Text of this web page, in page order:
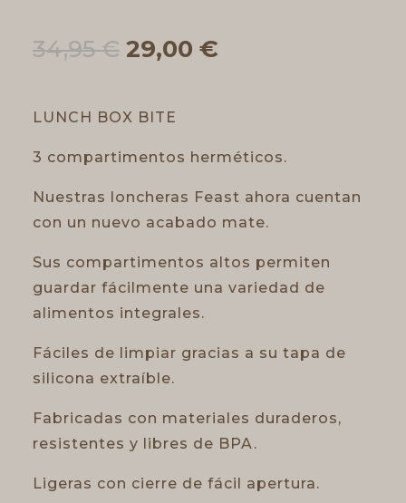
34,95€ El
precio
era:
34,95 €.
29,00 €El
LUNCH BOX BITE
3 compartimentos herméticos.
Nuestras loncheras Feast ahora cuentan
con un nuevo acabado mate.
Sus compartimentos altos permiten
guardar fácilmente una variedad de
alimentos integrales.
Fáciles de limpiar gracias a su tapa de
silicona extraíble.
Fabricadas con materiales duraderos,
resistentes y libres de BPA.
Ligeras con cierre de fácil apertura.